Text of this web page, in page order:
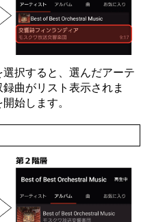
択すると、選んだアーテ
曲がリスト表示されま
始します。